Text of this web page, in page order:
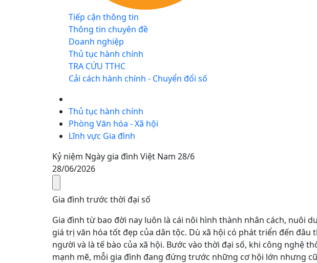
Tiếp cận thông tin
Thông tin chuyên đề
Doanh nghiệp
Thủ tục hành chính
TRA CỨU TTHC
Cải cách hành chính - Chuyển đổi số
Thủ tục hành chính
Phòng Văn hóa - Xã hội
Lĩnh vực Gia đình
Kỷ niệm Ngày gia đình Việt Nam 28/6
28/06/2026
Gia đình trước thời đại số
Gia đình từ bao đời nay luôn là cái nôi hình thành nhân cách, nuôi
giá trị văn hóa tốt đẹp của dân tộc. Dù xã hội có phát triển đến đâu
người và là tế bào của xã hội. Bước vào thời đại số, khi công nghệ
mạnh mẽ, mỗi gia đình đang đứng trước những cơ hội lớn nhưng